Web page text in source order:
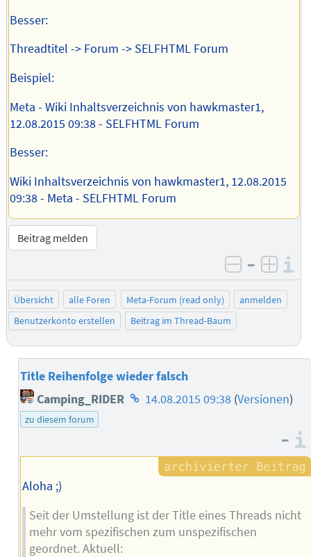
Besser:
Threadtitel -> Forum -> SELFHTML Forum
Beispiel:
Meta - Wiki Inhaltsverzeichnis von hawkmaster1,
12.08.2015 09:38 - SELFHTML Forum
Besser:
Wiki Inhaltsverzeichnis von hawkmaster1, 12.08.2015
09:38 - Meta - SELFHTML Forum
Beitrag melden
negativ
–
Übersicht alle Foren Meta-Forum (read only)
anmelden
Benutzerkonto erstellen
Beitrag im Thread-Baum
Title Reihenfolge wieder falsch
Camping_RIDER Homepage
14.08.2015 09:38 (Versionen)
zu diesem forum
–
Aloha ;)
Seit der Umstellung ist der Title eines Threads nicht
mehr vom spezifischen zum unspezifischen
geordnet. Aktuell: